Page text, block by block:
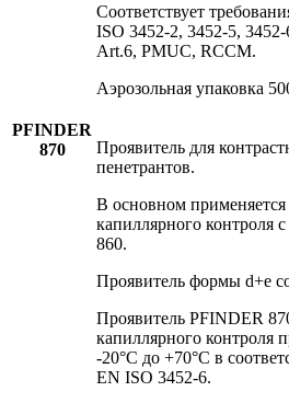
Соответствует
ISO 3452-2, 3452-5,
Art.6, PMUC, RCCM.
Аэрозольная упаковка
PFINDER
870
Проявитель для
пенетрантов.
В основном применяется
капиллярного контроля
860.
Проявитель формы d+e
Проявитель PFINDER
капиллярного контроля
-20°C до +70°C в
EN ISO 3452-6.